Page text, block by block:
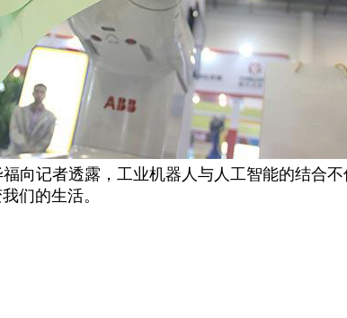
向记者透露，工业机器人与人工智能的结合
们的生活。